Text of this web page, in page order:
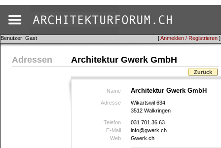
[Anmelden / Registrieren ]
Benutzer: Gast
Adressen Architektur Gwerk GmbH
Zurück
Name Architektur Gwerk GmbH
Adresse
Wikartswil 634
3512 Walkringen
Telefon
031 701 36 63
E-Mail
info@gwerk.ch
Web
Gwerk.ch